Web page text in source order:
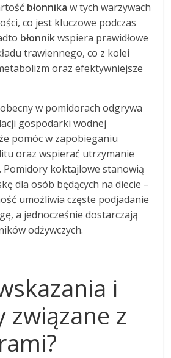
błonnika w tych warzywach
co jest kluczowe podczas
błonnikwspiera prawidłowe
trawiennego, co z kolei
oraz efektywniejsze
obecny w pomidorach odgrywa
gospodarki wodnej
pomóc w zapobieganiu
oraz wspierać utrzymanie
Pomidory koktajlowe stanowią
dla osób będących na diecie –
umożliwia częste podjadanie
a jednocześnie dostarczają
odżywczych.
i
związane z